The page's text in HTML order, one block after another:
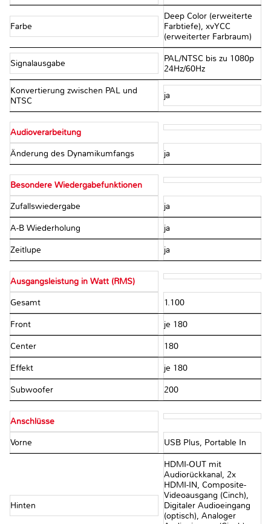
Farbe
Deep Color (erweiterte
Farbtiefe), xvYCC
(erweiterter Farbraum)
Signalausgabe
PAL/NTSC bis zu 1080p
24Hz/60Hz
Konvertierung zwischen PAL und
NTSC
ja
Audioverarbeitung
Änderung des Dynamikumfangs ja
Besondere Wiedergabefunktionen
Zufallswiedergabe ja
A-B Wiederholung ja
Zeitlupe ja
Ausgangsleistung in Watt (RMS)
Gesamt 1.100
Front je 180
Center 180
Effekt je 180
Subwoofer 200
Anschlüsse
Vorne USB Plus, Portable In
Hinten
HDMI-OUT mit
Audiorückkanal, 2x
HDMI-IN, Composite-
Videoausgang (Cinch),
Digitaler Audioeingang
(optisch), Analoger